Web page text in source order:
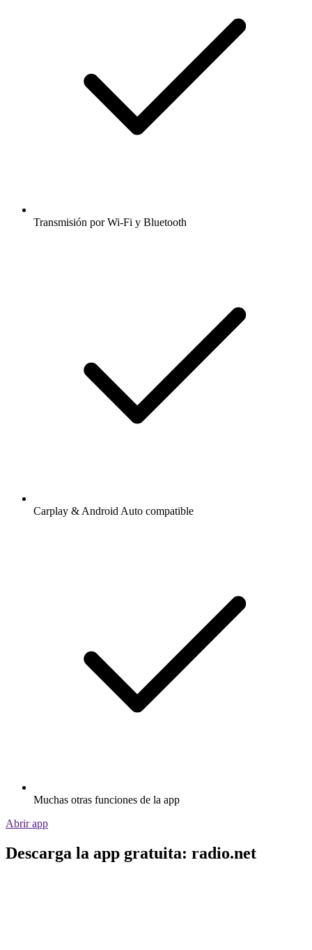
Transmisión por Wi-Fi y Bluetooth
Carplay & Android Auto compatible
Muchas otras funciones de la app
Abrir app
Descarga la app gratuita: radio.net